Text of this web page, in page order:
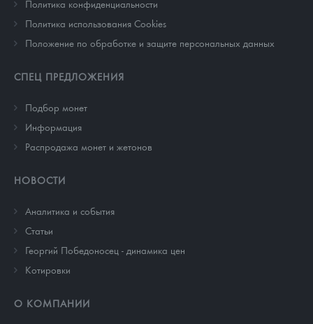
Политика конфиденциальности
Политика использования Cookies
Положение по обработке и защите персональных данных
СПЕЦ ПРЕДЛОЖЕНИЯ
Подбор монет
Информация
Распродажа монет и жетонов
НОВОСТИ
Аналитика и события
Cтатьи
Георгий Победоносец - динамика цен
Котировки
О КОМПАНИИ